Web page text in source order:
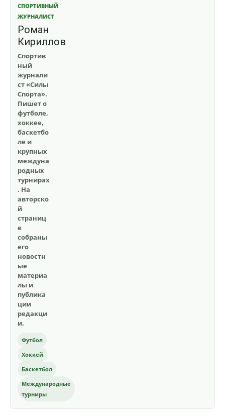
СПОРТИВНЫЙ
ЖУРНАЛИСТ
Роман
Кириллов
Спортив
ный
журнали
ст «Силы
Спорта».
Пишет о
футболе,
хоккее,
баскетбо
ле и
крупных
междуна
родных
турнирах
. На
авторско
й
страниц
е
собраны
его
новостн
ые
материа
лы и
публика
ции
редакци
и.
Футбол
Хоккей
Баскетбол
Международные
турниры